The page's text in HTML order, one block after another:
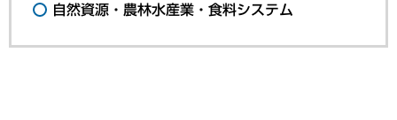
自然資源・農林水産業・食料システム